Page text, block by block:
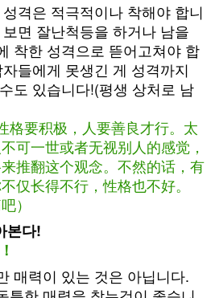
격은 적극적이나 착해야 합니
면 잘난척등을 하거나 남을
착한 성격으로 뜯어고쳐야 합
들에게 못생긴 게 성격까지
도 있습니다!(평생 상처로 남
要积极，人要善良才行。太
可一世或者无视别人的感觉，
推翻这个观念。不然的话，有
仅长得不行，性格也不好。
）
본다!
매력이 있는 것은 아닙니다.